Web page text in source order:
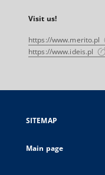
Visit us!
https://www.merito.pl
https://www.ideis.pl
SITEMAP
Main page